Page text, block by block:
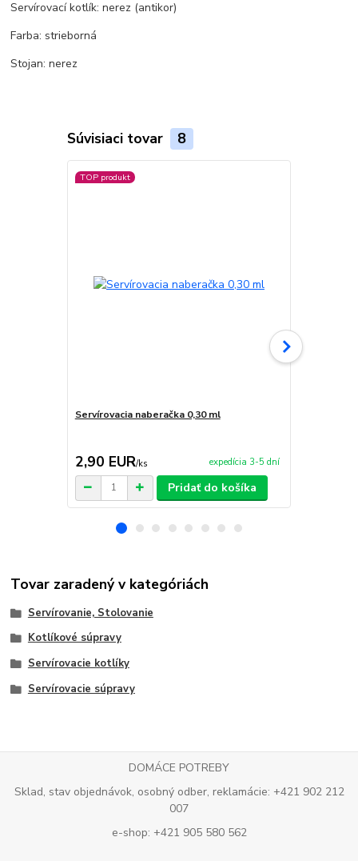
Servírovací kotlík: nerez (antikor)
Farba: strieborná
Stojan: nerez
Súvisiaci tovar 8
TOP produkt
Servírovacia naberačka 0,30 ml
2,90 EUR/ks expedícia 3-5 dní
Pridať do košíka
Tovar zaradený v kategóriách
Servírovanie, Stolovanie
Kotlíkové súpravy
Servírovacie kotlíky
Servírovacie súpravy
DOMÁCE POTREBY
Sklad, stav objednávok, osobný odber, reklamácie: +421 902 212
007
e-shop: +421 905 580 562